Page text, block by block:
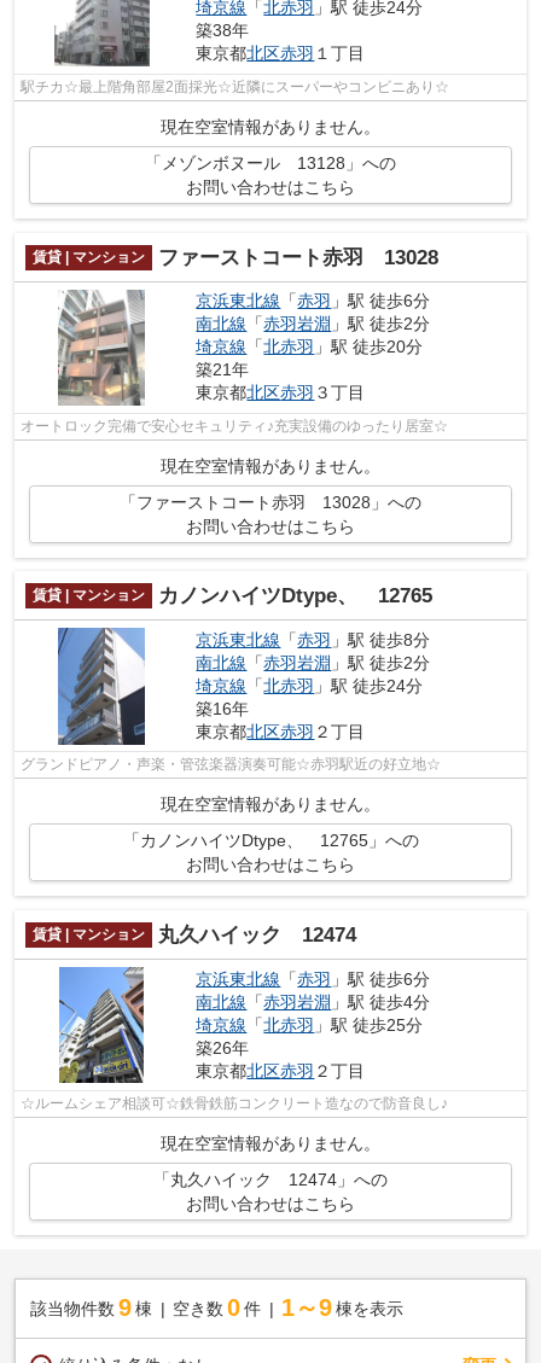
埼京線 「北赤羽 」駅 徒歩24分
築38年
東京都北区赤羽 １丁目
駅チカ☆最上階角部屋2面採光☆近隣にスーパーやコンビニあり☆
現在空室情報がありません。
「メゾンボヌール 13128」への
お問い合わせはこちら
賃貸 | マンション ファーストコート赤羽 13028
京浜東北線 「赤羽 」駅 徒歩6分
南北線 「赤羽岩淵 」駅 徒歩2分
埼京線 「北赤羽 」駅 徒歩20分
築21年
東京都北区赤羽 ３丁目
オートロック完備で安心セキュリティ♪充実設備のゆったり居室☆
現在空室情報がありません。
「ファーストコート赤羽 13028」への
お問い合わせはこちら
賃貸 | マンション カノンハイツDtype、 12765
京浜東北線 「赤羽 」駅 徒歩8分
南北線 「赤羽岩淵 」駅 徒歩2分
埼京線 「北赤羽 」駅 徒歩24分
築16年
東京都北区赤羽 ２丁目
グランドピアノ・声楽・管弦楽器演奏可能☆赤羽駅近の好立地☆
現在空室情報がありません。
「カノンハイツDtype、 12765」への
お問い合わせはこちら
賃貸 | マンション 丸久ハイック 12474
京浜東北線 「赤羽 」駅 徒歩6分
南北線 「赤羽岩淵 」駅 徒歩4分
埼京線 「北赤羽 」駅 徒歩25分
築26年
東京都北区赤羽 ２丁目
☆ルームシェア相談可☆鉄骨鉄筋コンクリート造なので防音良し♪
現在空室情報がありません。
「丸久ハイック 12474」への
お問い合わせはこちら
該当物件数 9棟 空き数 0 件 1～9 棟を表示